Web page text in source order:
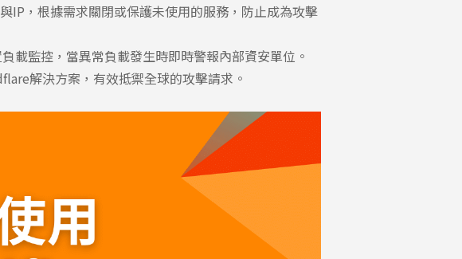
IP，根據需求關閉或保護未使用的服務，防止成為攻擊
載監控，當異常負載發生時即時警報內部資安單位。
解決方案，有效抵禦全球的攻擊請求。